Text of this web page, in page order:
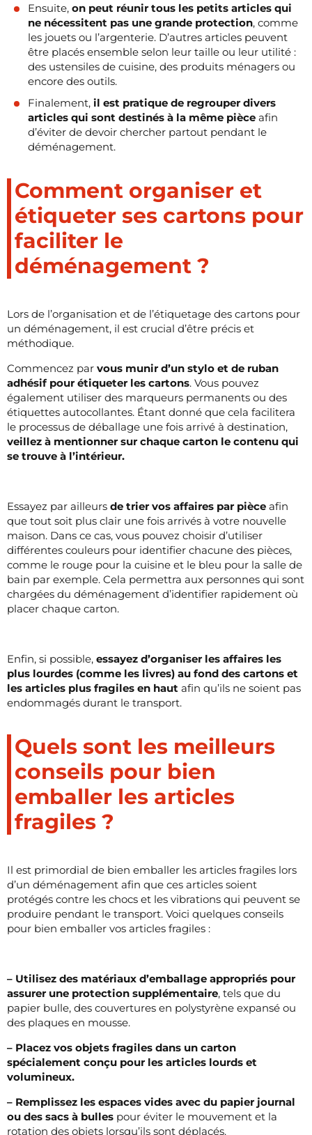
Ensuite, on peut réunir tous les petits articles qui
ne nécessitent pas une grande protection, comme
les jouets ou l’argenterie. D’autres articles peuvent
être placés ensemble selon leur taille ou leur utilité :
des ustensiles de cuisine, des produits ménagers ou
encore des outils.
Finalement, il est pratique de regrouper divers
articles qui sont destinés à la même pièce afin
d’éviter de devoir chercher partout pendant le
déménagement.
Comment organiser et
étiqueter ses cartons pour
faciliter le
déménagement ?
Lors de l’organisation et de l’étiquetage des cartons pour
un déménagement, il est crucial d’être précis et
méthodique.
Commencez par vous munir d’un stylo et de ruban
adhésif pour étiqueter les cartons. Vous pouvez
également utiliser des marqueurs permanents ou des
étiquettes autocollantes. Étant donné que cela facilitera
le processus de déballage une fois arrivé à destination,
veillez à mentionner sur chaque carton le contenu qui
se trouve à l’intérieur.
Essayez par ailleurs de trier vos affaires par pièce afin
que tout soit plus clair une fois arrivés à votre nouvelle
maison. Dans ce cas, vous pouvez choisir d’utiliser
différentes couleurs pour identifier chacune des pièces,
comme le rouge pour la cuisine et le bleu pour la salle de
bain par exemple. Cela permettra aux personnes qui sont
chargées du déménagement d’identifier rapidement où
placer chaque carton.
Enfin, si possible, essayez d’organiser les affaires les
plus lourdes (comme les livres) au fond des cartons et
les articles plus fragiles en haut afin qu’ils ne soient pas
endommagés durant le transport.
Quels sont les meilleurs
conseils pour bien
emballer les articles
fragiles ?
Il est primordial de bien emballer les articles fragiles lors
d’un déménagement afin que ces articles soient
protégés contre les chocs et les vibrations qui peuvent se
produire pendant le transport. Voici quelques conseils
pour bien emballer vos articles fragiles :
– Utilisez des matériaux d’emballage appropriés pour
assurer une protection supplémentaire, tels que du
papier bulle, des couvertures en polystyrène expansé ou
des plaques en mousse.
– Placez vos objets fragiles dans un carton
spécialement conçu pour les articles lourds et
volumineux.
– Remplissez les espaces vides avec du papier journal
ou des sacs à bulles pour éviter le mouvement et la
rotation des objets lorsqu’ils sont déplacés.